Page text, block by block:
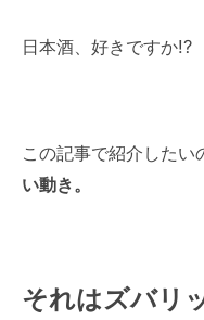
日本酒、好きですか!?
この記事で紹介したい
い動き。
それはズバリ